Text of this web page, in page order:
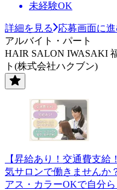
未経験OK
詳細を見る
応募画面に
アルバイト・パート
HAIR SALON IWASAKI
ト(株式会社ハクブン)
【昇給あり！交通費支
気サロンで働きませんか
アス・カラーOKで自分